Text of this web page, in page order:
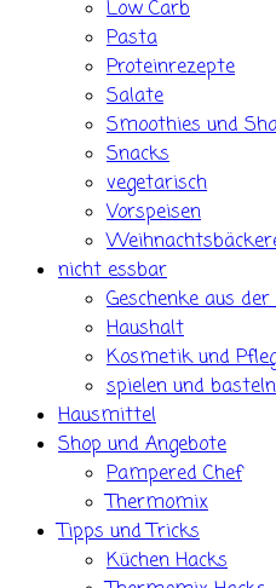
Low Carb
Pasta
Proteinrezepte
Salate
Smoothies und
Snacks
vegetarisch
Vorspeisen
nicht essbar
Geschenke aus der
Haushalt
Kosmetik und
spielen und basteln
Hausmittel
Shop und Angebote
Pampered Chef
Thermomix
Tipps und Tricks
Küchen Hacks